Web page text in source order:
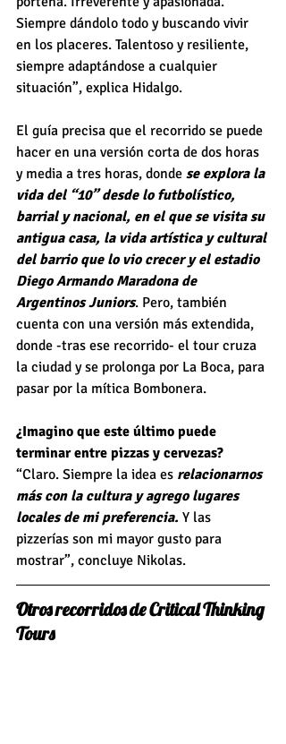
Siempre dándolo todo y buscando vivir
en los placeres. Talentoso y resiliente,
siempre adaptándose a cualquier
situación”, explica Hidalgo.
El guía precisa que el recorrido se puede
hacer en una versión corta de dos horas
y media a tres horas, donde se explora la
vida del “10” desde lo futbolístico,
barrial y nacional, en el que se visita su
antigua casa, la vida artística y cultural
del barrio que lo vio crecer y el estadio
Diego Armando Maradona de
Argentinos Juniors. Pero, también
cuenta con una versión más extendida,
donde -tras ese recorrido- el tour cruza
la ciudad y se prolonga por La Boca, para
pasar por la mítica Bombonera.
¿Imagino que este último puede
terminar entre pizzas y cervezas?
“Claro. Siempre la idea es relacionarnos
más con la cultura y agrego lugares
locales de mi preferencia. Y las
pizzerías son mi mayor gusto para
mostrar”, concluye Nikolas.
Otros recorridos de Critical Thinking
Tours